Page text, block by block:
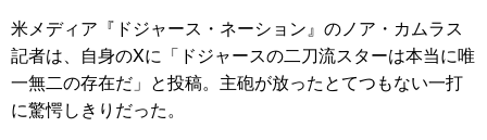
米メディア『ドジャース・ネーション』のノア・カムラス
記者は、自身のXに「ドジャースの二刀流スターは本当に唯
一無二の存在だ」と投稿。主砲が放ったとてつもない一打
に驚愕しきりだった。